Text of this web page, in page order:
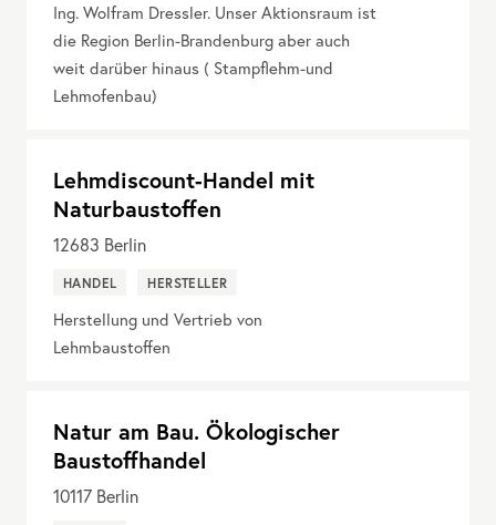
Ing. Wolfram Dressler. Unser Aktionsraum ist
die Region Berlin-Brandenburg aber auch
weit darüber hinaus ( Stampflehm-und
Lehmofenbau)
Lehmdiscount-Handel mit
Naturbaustoffen
12683 Berlin
HANDEL HERSTELLER
Herstellung und Vertrieb von
Lehmbaustoffen
Natur am Bau. Ökologischer
Baustoffhandel
10117 Berlin